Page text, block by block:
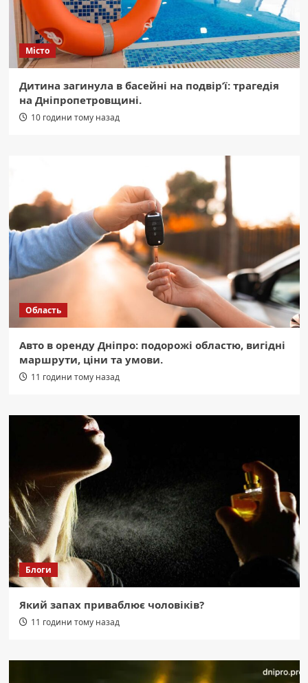
Місто
Дитина загинула в басейні на подвір’ї: трагедія
на Дніпропетровщині.
10 години тому назад
Область
Авто в оренду Дніпро: подорожі областю, вигідні
маршрути, ціни та умови.
11 години тому назад
Блоги
Який запах приваблює чоловіків?
11 години тому назад